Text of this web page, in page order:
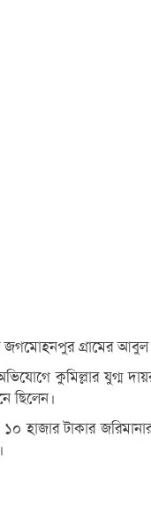
গ্রামের আবুল
অভিযোগে কুমিল্লার
ছিলেন।
টাকার